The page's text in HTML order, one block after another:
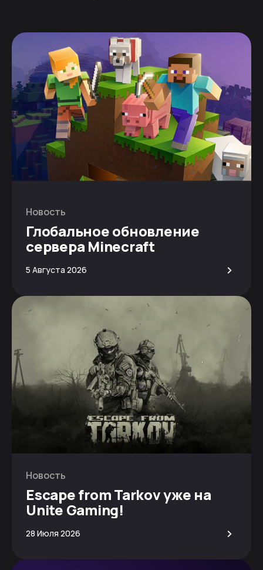
Новость
Глобальное обновление
сервера Minecraft
5 Августа 2026 >
Новость
Escape from Tarkov уже на
Unite Gaming!
28 Июля 2026 >